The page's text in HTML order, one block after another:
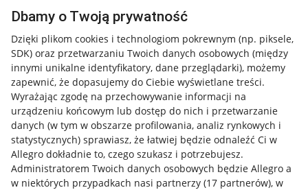
Dbamy o Twoją prywatność
Dzięki plikom cookies i technologiom pokrewnym (np. piksele,
SDK) oraz przetwarzaniu Twoich danych osobowych (między
innymi unikalne identyfikatory, dane przeglądarki), możemy
zapewnić, że dopasujemy do Ciebie wyświetlane treści.
Wyrażając zgodę na przechowywanie informacji na
urządzeniu końcowym lub dostęp do nich i przetwarzanie
danych (w tym w obszarze profilowania, analiz rynkowych i
statystycznych) sprawiasz, że łatwiej będzie odnaleźć Ci w
Allegro dokładnie to, czego szukasz i potrzebujesz.
Administratorem Twoich danych osobowych będzie Allegro a
w niektórych przypadkach nasi partnerzy (17 partnerów), w